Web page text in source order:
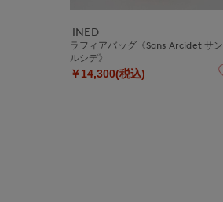
INED
ラフィアバッグ《Sans Arcidet サ
ルシデ》
￥14,300(税込)